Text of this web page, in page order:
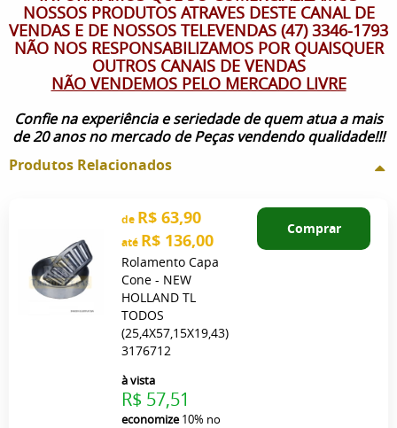
NOSSOS PRODUTOS ATRAVES DESTE CANAL DE
VENDAS E DE NOSSOS TELEVENDAS (47) 3346-1793
NÃO NOS RESPONSABILIZAMOS POR QUAISQUER
OUTROS CANAIS DE VENDAS
NÃO VENDEMOS PELO MERCADO LIVRE
Confie na experiência e seriedade de quem atua a mais
de 20 anos no mercado de Peças vendendo qualidade!!!
Produtos Relacionados
Rolamento Capa
Cone - NEW
HOLLAND TL
TODOS
(25,4X57,15X19,43)
3176712
de R$ 63,90
até R$ 136,00
à vista
R$ 57,51
economize10% no
Comprar